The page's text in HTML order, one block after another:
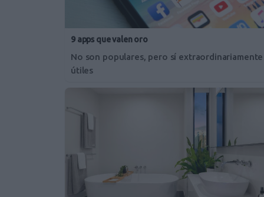
9 apps que valen oro
No son populares, pero sí extraordinariamente
útiles